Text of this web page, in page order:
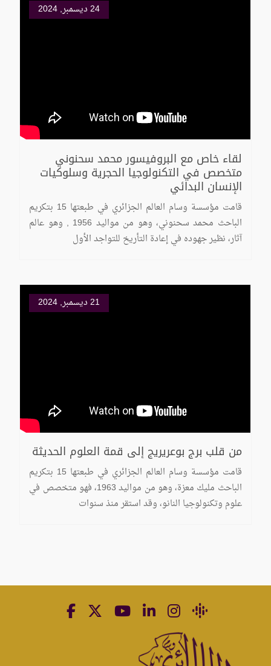
24 ديسمبر, 2024
لقاء خاص مع البروفيسور محمد سحنوني
متخصص في التكنولوجيا الحجرية وسلوكيات
الإنسان البدائي
قامت مؤسسة وسام العالم الجزائري في طبعتها 15 بتكريم
الباحث محمد سحنوني، وهو من مواليد 1956 , وهو عالم
آثار، نظير جهوده في إعادة التأريخ للتواجد الأول
21 ديسمبر, 2024
من قلب برج بوعريريج إلى قمة العلوم الحديثة
قامت مؤسسة وسام العالم الجزائري في طبعتها 15 بتكريم
الباحث مليك معزة، وهو من مواليد 1963، فهو متخصص في
علوم وتكنولوجيا النانو، وقد استقر منذ سنوات